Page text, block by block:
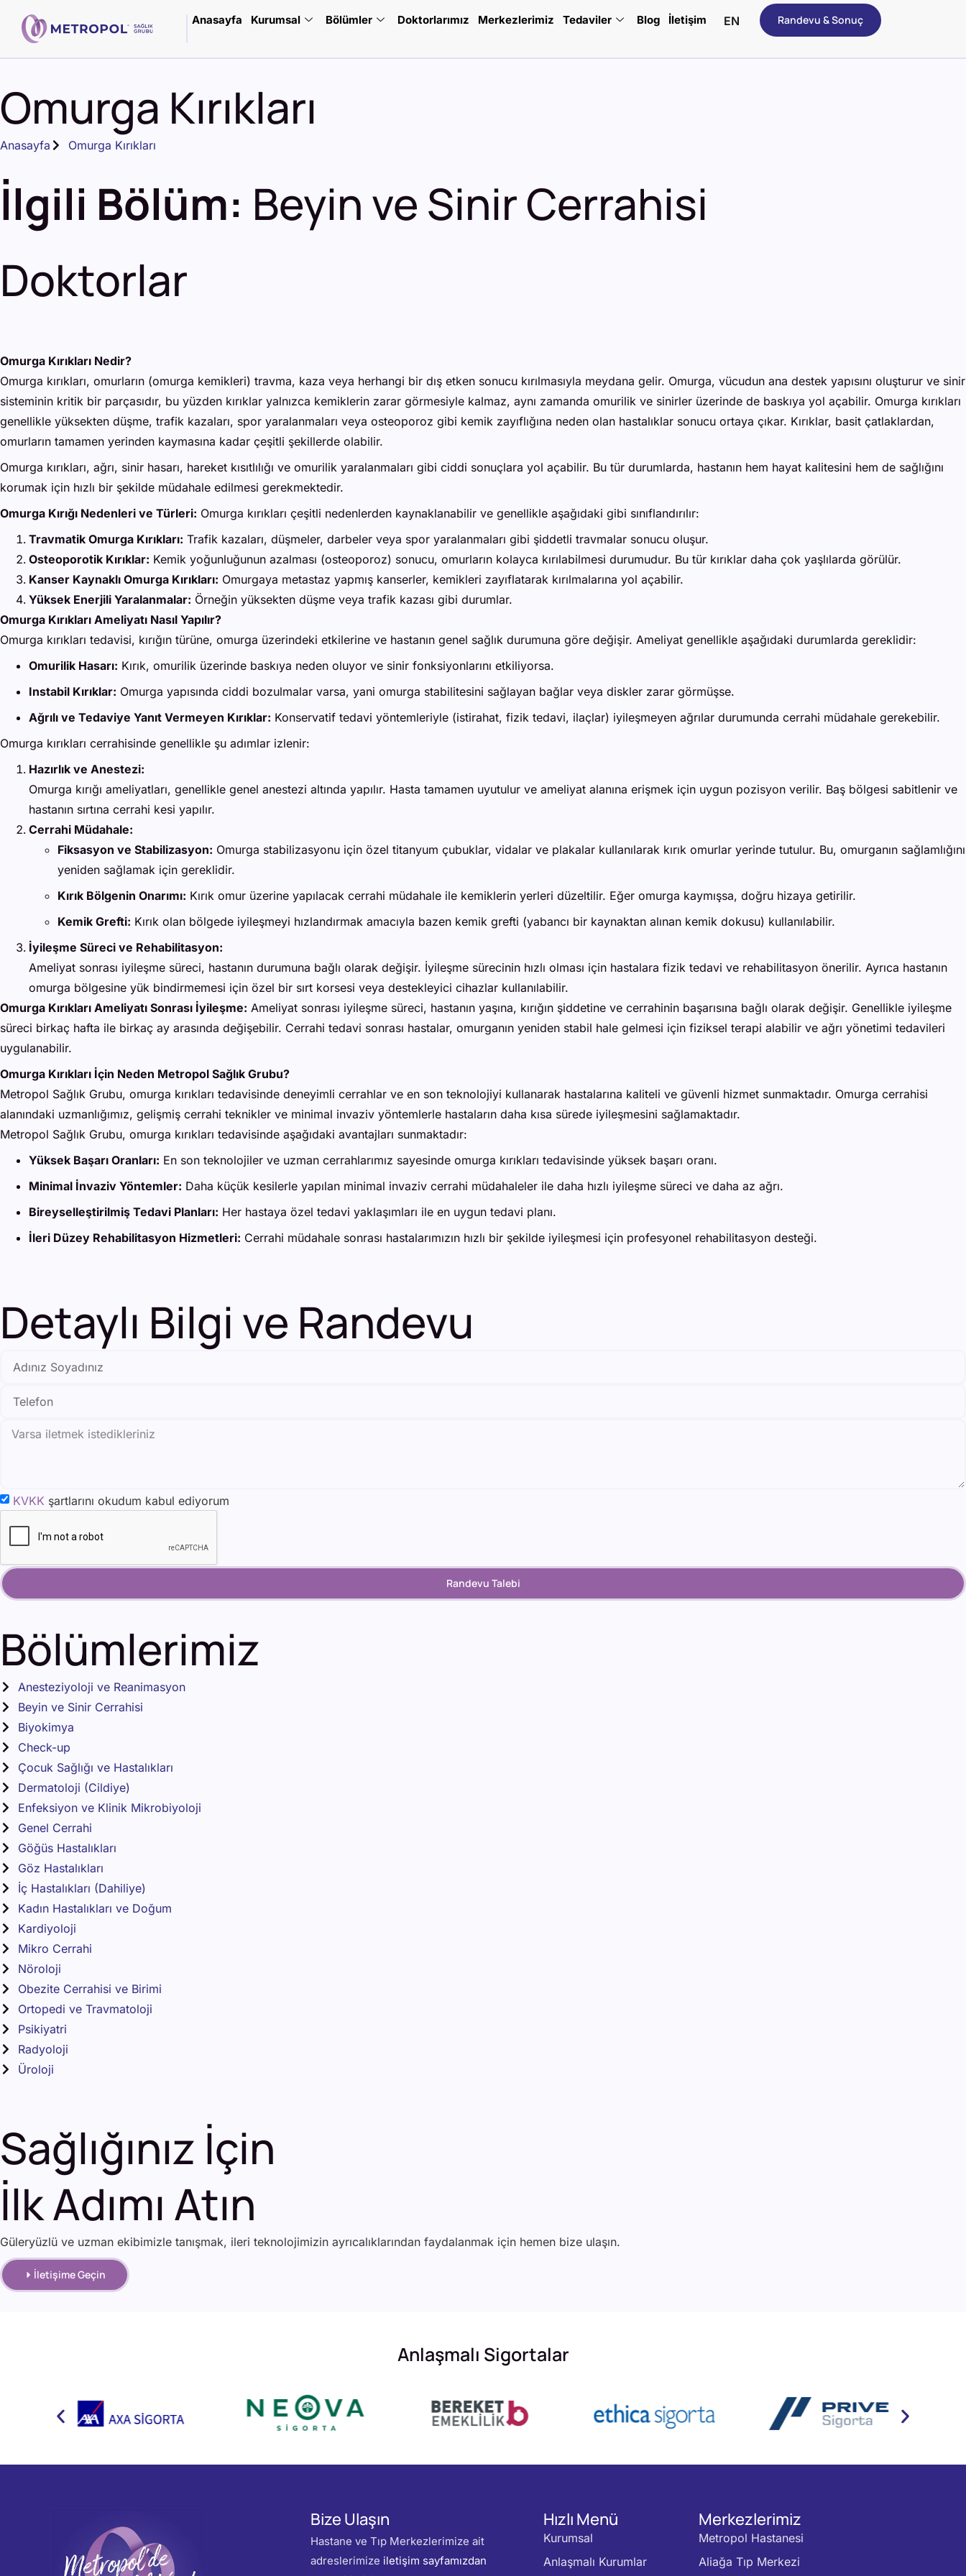
Anasayfa Kurumsal Bölümler Doktorlarımız Merkezlerimiz Tedaviler Blog İletişim EN Randevu & Sonuç
Omurga Kırıkları
Anasayfa Omurga Kırıkları
İlgili Bölüm: Beyin ve Sinir Cerrahisi
Doktorlar
Omurga Kırıkları Nedir?
Omurga kırıkları, omurların (omurga kemikleri) travma, kaza veya herhangi bir dış etken sonucu kırılmasıyla meydana gelir. Omurga, vücudun ana destek yapısını oluşturur ve sinir
sisteminin kritik bir parçasıdır, bu yüzden kırıklar yalnızca kemiklerin zarar görmesiyle kalmaz, aynı zamanda omurilik ve sinirler üzerinde de baskıya yol açabilir. Omurga kırıkları
genellikle yüksekten düşme, trafik kazaları, spor yaralanmaları veya osteoporoz gibi kemik zayıflığına neden olan hastalıklar sonucu ortaya çıkar. Kırıklar, basit çatlaklardan,
omurların tamamen yerinden kaymasına kadar çeşitli şekillerde olabilir.
Omurga kırıkları, ağrı, sinir hasarı, hareket kısıtlılığı ve omurilik yaralanmaları gibi ciddi sonuçlara yol açabilir. Bu tür durumlarda, hastanın hem hayat kalitesini hem de sağlığını
korumak için hızlı bir şekilde müdahale edilmesi gerekmektedir.
Omurga Kırığı Nedenleri ve Türleri: Omurga kırıkları çeşitli nedenlerden kaynaklanabilir ve genellikle aşağıdaki gibi sınıflandırılır:
Travmatik Omurga Kırıkları: Trafik kazaları, düşmeler, darbeler veya spor yaralanmaları gibi şiddetli travmalar sonucu oluşur.
Osteoporotik Kırıklar: Kemik yoğunluğunun azalması (osteoporoz) sonucu, omurların kolayca kırılabilmesi durumudur. Bu tür kırıklar daha çok yaşlılarda görülür.
Kanser Kaynaklı Omurga Kırıkları: Omurgaya metastaz yapmış kanserler, kemikleri zayıflatarak kırılmalarına yol açabilir.
Yüksek Enerjili Yaralanmalar: Örneğin yüksekten düşme veya trafik kazası gibi durumlar.
Omurga Kırıkları Ameliyatı Nasıl Yapılır?
Omurga kırıkları tedavisi, kırığın türüne, omurga üzerindeki etkilerine ve hastanın genel sağlık durumuna göre değişir. Ameliyat genellikle aşağıdaki durumlarda gereklidir:
Omurilik Hasarı: Kırık, omurilik üzerinde baskıya neden oluyor ve sinir fonksiyonlarını etkiliyorsa.
Instabil Kırıklar: Omurga yapısında ciddi bozulmalar varsa, yani omurga stabilitesini sağlayan bağlar veya diskler zarar görmüşse.
Ağrılı ve Tedaviye Yanıt Vermeyen Kırıklar: Konservatif tedavi yöntemleriyle (istirahat, fizik tedavi, ilaçlar) iyileşmeyen ağrılar durumunda cerrahi müdahale gerekebilir.
Omurga kırıkları cerrahisinde genellikle şu adımlar izlenir:
Hazırlık ve Anestezi:
Omurga kırığı ameliyatları, genellikle genel anestezi altında yapılır. Hasta tamamen uyutulur ve ameliyat alanına erişmek için uygun pozisyon verilir. Baş bölgesi sabitlenir ve
hastanın sırtına cerrahi kesi yapılır.
Cerrahi Müdahale:
Fiksasyon ve Stabilizasyon: Omurga stabilizasyonu için özel titanyum çubuklar, vidalar ve plakalar kullanılarak kırık omurlar yerinde tutulur. Bu, omurganın sağlamlığını
yeniden sağlamak için gereklidir.
Kırık Bölgenin Onarımı: Kırık omur üzerine yapılacak cerrahi müdahale ile kemiklerin yerleri düzeltilir. Eğer omurga kaymışsa, doğru hizaya getirilir.
Kemik Grefti: Kırık olan bölgede iyileşmeyi hızlandırmak amacıyla bazen kemik grefti (yabancı bir kaynaktan alınan kemik dokusu) kullanılabilir.
İyileşme Süreci ve Rehabilitasyon:
Ameliyat sonrası iyileşme süreci, hastanın durumuna bağlı olarak değişir. İyileşme sürecinin hızlı olması için hastalara fizik tedavi ve rehabilitasyon önerilir. Ayrıca hastanın
omurga bölgesine yük bindirmemesi için özel bir sırt korsesi veya destekleyici cihazlar kullanılabilir.
Omurga Kırıkları Ameliyatı Sonrası İyileşme: Ameliyat sonrası iyileşme süreci, hastanın yaşına, kırığın şiddetine ve cerrahinin başarısına bağlı olarak değişir. Genellikle iyileşme
süreci birkaç hafta ile birkaç ay arasında değişebilir. Cerrahi tedavi sonrası hastalar, omurganın yeniden stabil hale gelmesi için fiziksel terapi alabilir ve ağrı yönetimi tedavileri
uygulanabilir.
Omurga Kırıkları İçin Neden Metropol Sağlık Grubu?
Metropol Sağlık Grubu, omurga kırıkları tedavisinde deneyimli cerrahlar ve en son teknolojiyi kullanarak hastalarına kaliteli ve güvenli hizmet sunmaktadır. Omurga cerrahisi
alanındaki uzmanlığımız, gelişmiş cerrahi teknikler ve minimal invaziv yöntemlerle hastaların daha kısa sürede iyileşmesini sağlamaktadır.
Metropol Sağlık Grubu, omurga kırıkları tedavisinde aşağıdaki avantajları sunmaktadır:
Yüksek Başarı Oranları: En son teknolojiler ve uzman cerrahlarımız sayesinde omurga kırıkları tedavisinde yüksek başarı oranı.
Minimal İnvaziv Yöntemler: Daha küçük kesilerle yapılan minimal invaziv cerrahi müdahaleler ile daha hızlı iyileşme süreci ve daha az ağrı.
Bireyselleştirilmiş Tedavi Planları: Her hastaya özel tedavi yaklaşımları ile en uygun tedavi planı.
İleri Düzey Rehabilitasyon Hizmetleri: Cerrahi müdahale sonrası hastalarımızın hızlı bir şekilde iyileşmesi için profesyonel rehabilitasyon desteği.
Detaylı Bilgi ve Randevu
KVKK şartlarını okudum kabul ediyorum
Randevu Talebi
Bölümlerimiz
Anesteziyoloji ve Reanimasyon
Beyin ve Sinir Cerrahisi
Biyokimya
Check-up
Çocuk Sağlığı ve Hastalıkları
Dermatoloji (Cildiye)
Enfeksiyon ve Klinik Mikrobiyoloji
Genel Cerrahi
Göğüs Hastalıkları
Göz Hastalıkları
İç Hastalıkları (Dahiliye)
Kadın Hastalıkları ve Doğum
Kardiyoloji
Mikro Cerrahi
Nöroloji
Obezite Cerrahisi ve Birimi
Ortopedi ve Travmatoloji
Psikiyatri
Radyoloji
Üroloji
Sağlığınız İçin
İlk Adımı Atın
Güleryüzlü ve uzman ekibimizle tanışmak, ileri teknolojimizin ayrıcalıklarından faydalanmak için hemen bize ulaşın.
İletişime Geçin
Anlaşmalı Sigortalar
Bize Ulaşın
Hastane ve Tıp Merkezlerimize ait
adreslerimize iletişim sayfamızdan
Hızlı Menü
Kurumsal
Anlaşmalı Kurumlar
Merkezlerimiz
Metropol Hastanesi
Aliağa Tıp Merkezi